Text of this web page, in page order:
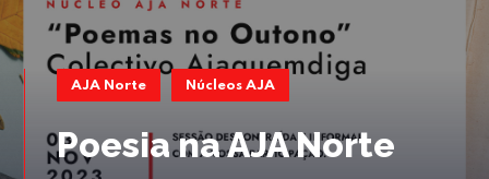
AJA Norte Núcleos AJA
Poesia na AJA Norte